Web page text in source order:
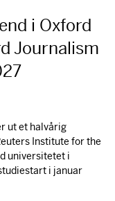
i Oxford
Journalism
ut et halvårig
Institute for the
universitetet i
i januar